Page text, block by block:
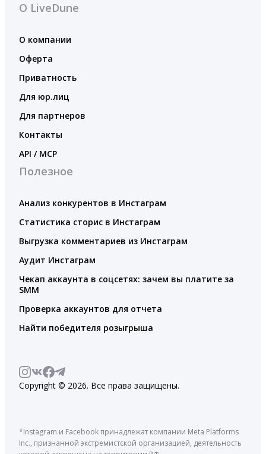
О LiveDune
О компании
Оферта
Приватность
Для юр.лиц
Для партнеров
Контакты
API / MCP
Полезное
Анализ конкурентов в Инстаграм
Статистика сторис в Инстаграм
Выгрузка комментариев из Инстаграм
Аудит Инстаграм
Чекап аккаунта в соцсетях: зачем вы платите за
SMM
Проверка аккаунтов для отчета
Найти победителя розыгрыша
Copyright © 2026. Все права защищены.
*Instagram и Facebook принадлежат компании Meta Platforms
Inc., признанной экстремистской организацией, деятельность